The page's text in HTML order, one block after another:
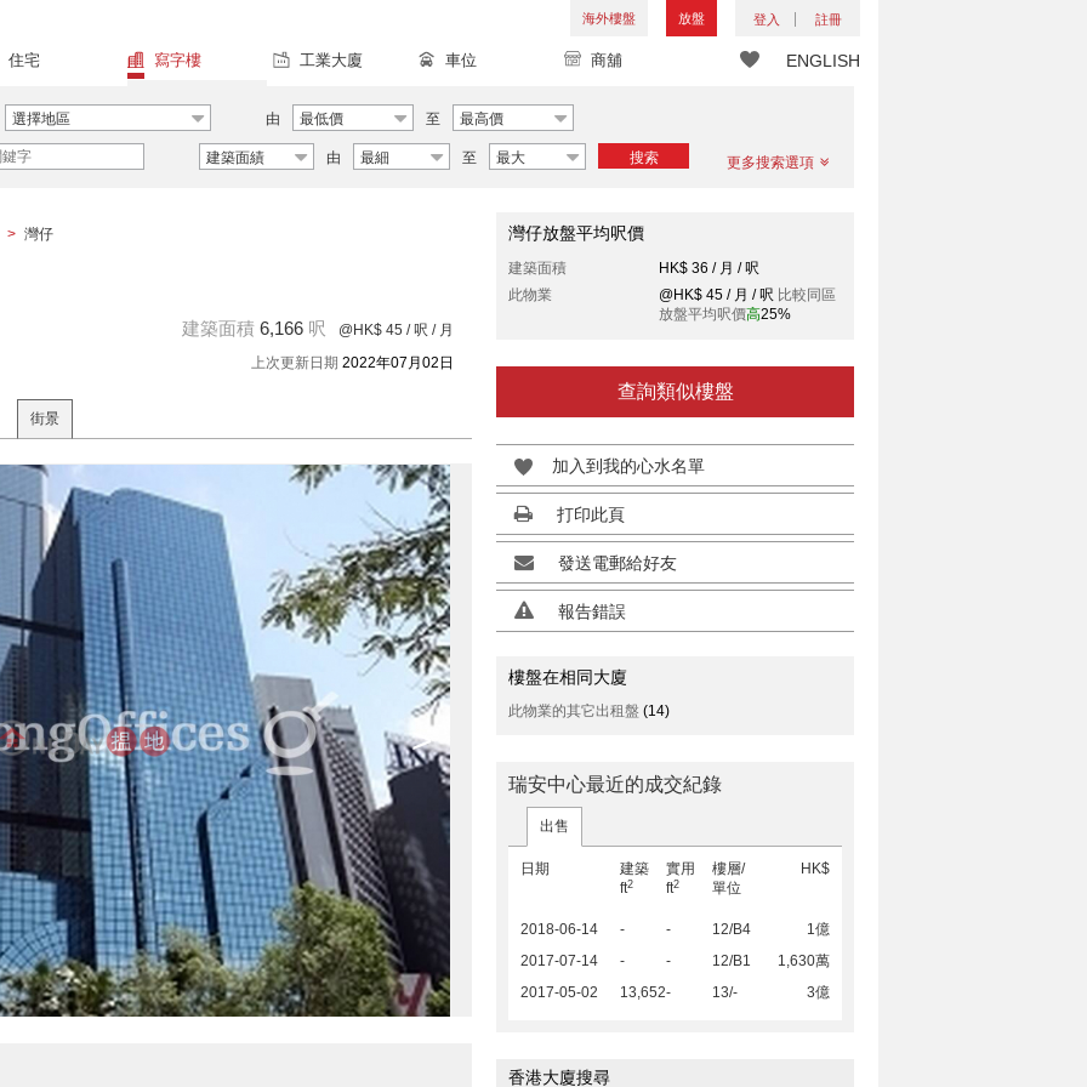
海外樓盤 放盤 登入 註冊
ENGLISH
住宅 寫字樓 工業大廈 車位 商舖
選擇地區 由 最低價 至 最高價
建築面績 由 最細 至 最大 搜索 更多搜索選項
> 灣仔
建築面積 6,166 呎 @HK$ 45 / 呎 / 月
上次更新日期 2022年07月02日
街景
>
灣仔放盤平均呎價
建築面積
HK$ 36 / 月 / 呎
此物業
@HK$ 45 / 月 / 呎 比較同區
放盤平均呎價高25%
查詢類似樓盤
加入到我的心水名單
打印此頁
發送電郵給好友
報告錯誤
樓盤在相同大廈
此物業的其它出租盤 (14)
瑞安中心最近的成交紀錄
出售
日期
建築
ft2
實用
ft2
樓層/
單位
HK$
2018-06-14 - - 12/B4
1億
2017-07-14
- - 12/B1
1,630萬
2017-05-02
13,652- 13/- 3億
香港大廈搜尋